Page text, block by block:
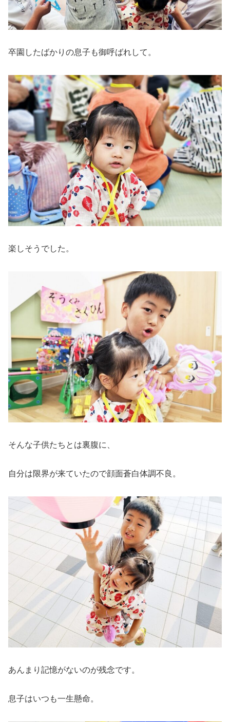
卒園したばかりの息子も御呼ばれして。
楽しそうでした。
そんな子供たちとは裏腹に、
自分は限界が来ていたので顔面蒼白体調不良。
あんまり記憶がないのが残念です。
息子はいつも一生懸命。